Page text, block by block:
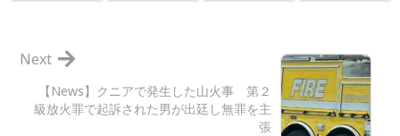
【News】クニアで発生した山火事 第２
級放火罪で起訴された男が出廷し無罪を主
張
Next